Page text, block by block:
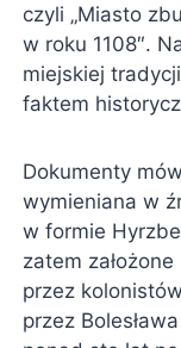
czyli „Miasto
w roku 1108″.
miejskiej
faktem
Dokumenty
wymieniana w
w formie
zatem
przez
przez